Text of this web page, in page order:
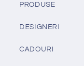
PRODUSE
DESIGNERI
CADOURI